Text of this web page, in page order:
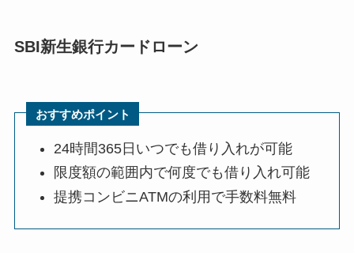
SBI新生銀行カードローン
おすすめポイント
24時間365日いつでも借り入れが可能
限度額の範囲内で何度でも借り入れ可能
提携コンビニATMの利用で手数料無料